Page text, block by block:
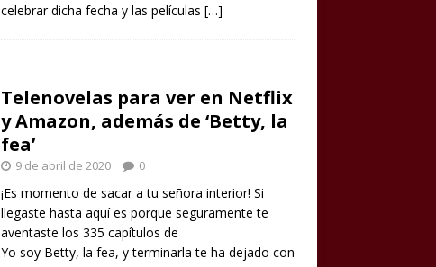
celebrar dicha fecha y las películas […]
Telenovelas para ver en Netflix
y Amazon, además de ‘Betty, la
fea’
9 de abril de 2020 0
¡Es momento de sacar a tu señora interior! Si
llegaste hasta aquí es porque seguramente te
aventaste los 335 capítulos de
Yo soy Betty, la fea, y terminarla te ha dejado con